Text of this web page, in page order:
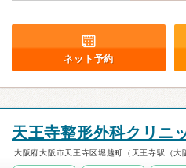
ネット予約
天王寺整形外科クリニ
大阪府大阪市天王寺区堀越町（天王寺駅（大